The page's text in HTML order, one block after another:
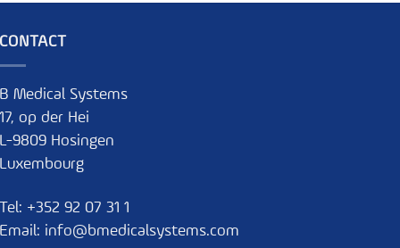
CONTACT
B Medical Systems
17, op der Hei
L-9809 Hosingen
Luxembourg
Tel: +352 92 07 31 1
Email: info@bmedicalsystems.com